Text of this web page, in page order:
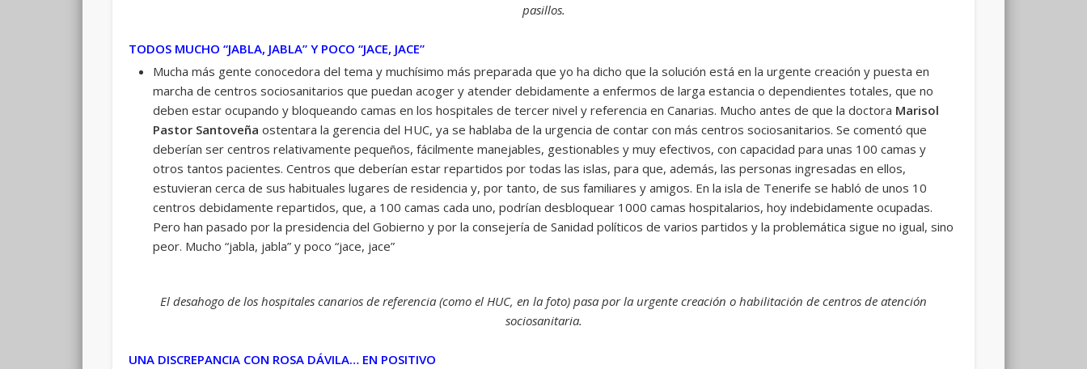
pasillos.
TODOS MUCHO “JABLA, JABLA” Y POCO “JACE, JACE”
Mucha más gente conocedora del tema y muchísimo más preparada que yo ha dicho que la solución está en la urgente creación y puesta en
marcha de centros sociosanitarios que puedan acoger y atender debidamente a enfermos de larga estancia o dependientes totales, que no
deben estar ocupando y bloqueando camas en los hospitales de tercer nivel y referencia en Canarias. Mucho antes de que la doctora Marisol
Pastor Santoveña ostentara la gerencia del HUC, ya se hablaba de la urgencia de contar con más centros sociosanitarios. Se comentó que
deberían ser centros relativamente pequeños, fácilmente manejables, gestionables y muy efectivos, con capacidad para unas 100 camas y
otros tantos pacientes. Centros que deberían estar repartidos por todas las islas, para que, además, las personas ingresadas en ellos,
estuvieran cerca de sus habituales lugares de residencia y, por tanto, de sus familiares y amigos. En la isla de Tenerife se habló de unos 10
centros debidamente repartidos, que, a 100 camas cada uno, podrían desbloquear 1000 camas hospitalarios, hoy indebidamente ocupadas.
Pero han pasado por la presidencia del Gobierno y por la consejería de Sanidad políticos de varios partidos y la problemática sigue no igual, sino
peor. Mucho “jabla, jabla” y poco “jace, jace”
El desahogo de los hospitales canarios de referencia (como el HUC, en la foto) pasa por la urgente creación o habilitación de centros de atención
sociosanitaria.
UNA DISCREPANCIA CON ROSA DÁVILA… EN POSITIVO